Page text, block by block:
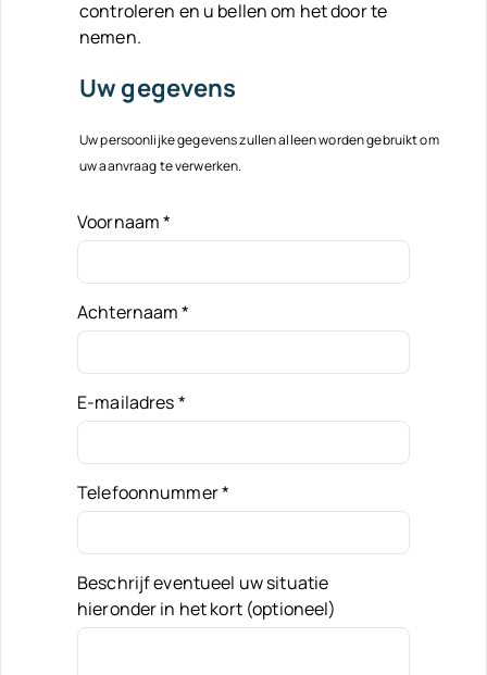
controleren en u bellen om het door te
nemen.
Uw gegevens
Uw persoonlijke gegevens zullen alleen worden gebruikt om
uw aanvraag te verwerken.
Voornaam*
Achternaam*
E-mailadres*
Telefoonnummer*
Beschrijf eventueel uw situatie
hieronder in het kort (optioneel)